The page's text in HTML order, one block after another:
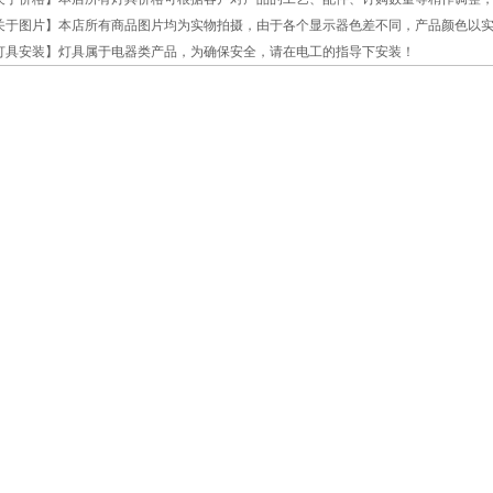
于图片】本店所有商品图片均为实物拍摄，由于各个显示器色差不同，产品颜色以实
具安装】灯具属于电器类产品，为确保安全，请在电工的指导下安装！